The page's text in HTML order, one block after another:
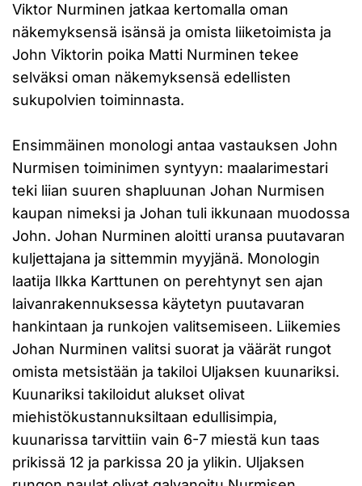
Viktor Nurminen jatkaa kertomalla oman
näkemyksensä isänsä ja omista liiketoimista ja
John Viktorin poika Matti Nurminen tekee
selväksi oman näkemyksensä edellisten
sukupolvien toiminnasta.
Ensimmäinen monologi antaa vastauksen John
Nurmisen toiminimen syntyyn: maalarimestari
teki liian suuren shapluunan Johan Nurmisen
kaupan nimeksi ja Johan tuli ikkunaan muodossa
John. Johan Nurminen aloitti uransa puutavaran
kuljettajana ja sittemmin myyjänä. Monologin
laatija Ilkka Karttunen on perehtynyt sen ajan
laivanrakennuksessa käytetyn puutavaran
hankintaan ja runkojen valitsemiseen. Liikemies
Johan Nurminen valitsi suorat ja väärät rungot
omista metsistään ja takiloi Uljaksen kuunariksi.
Kuunariksi takiloidut alukset olivat
miehistökustannuksiltaan edullisimpia,
kuunarissa tarvittiin vain 6-7 miestä kun taas
prikissä 12 ja parkissa 20 ja ylikin. Uljaksen